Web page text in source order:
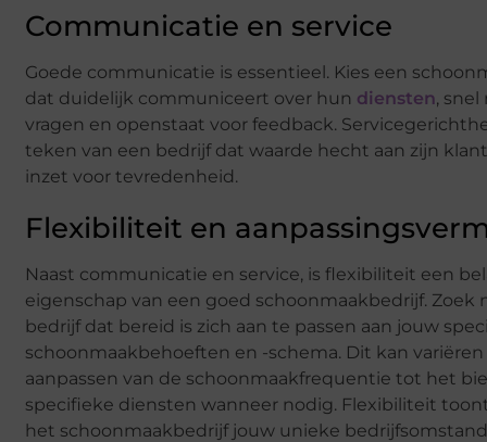
Communicatie en service
Goede communicatie is essentieel. Kies een
dat duidelijk communiceert over hun diensten,
vragen en openstaat voor feedback.
teken van een bedrijf dat waarde hecht aan zijn
inzet voor tevredenheid.
Flexibiliteit en
Naast communicatie en service, is flexibiliteit een
eigenschap van een goed schoonmaakbedrijf. Zoek
bedrijf dat bereid is zich aan te passen aan jouw
schoonmaakbehoeften en -schema. Dit kan
aanpassen van de schoonmaakfrequentie tot het
specifieke diensten wanneer nodig. Flexibiliteit
het schoonmaakbedrijf jouw unieke